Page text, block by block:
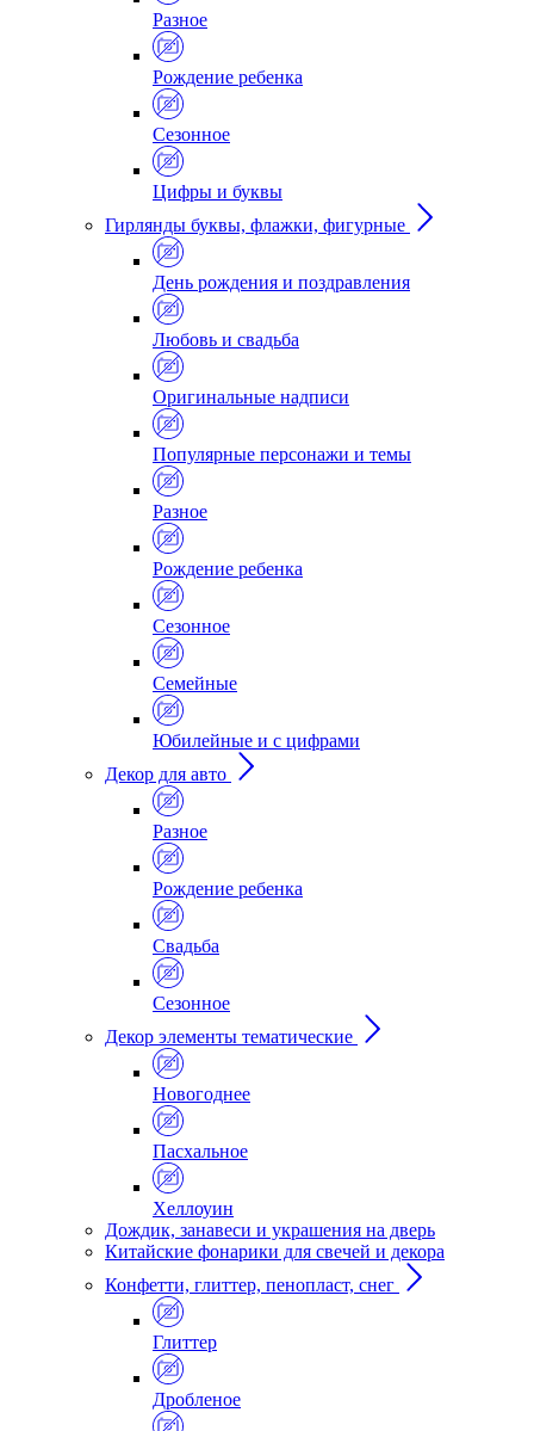
Разное
Рождение ребенка
Сезонное
Цифры и буквы
Гирлянды буквы, флажки, фигурные
День рождения и поздравления
Любовь и свадьба
Оригинальные надписи
Популярные персонажи и темы
Разное
Рождение ребенка
Сезонное
Семейные
Юбилейные и с цифрами
Декор для авто
Разное
Рождение ребенка
Свадьба
Сезонное
Декор элементы тематические
Новогоднее
Пасхальное
Хеллоуин
Дождик, занавеси и украшения на дверь
Китайские фонарики для свечей и декора
Конфетти, глиттер, пенопласт, снег
Глиттер
Дробленое